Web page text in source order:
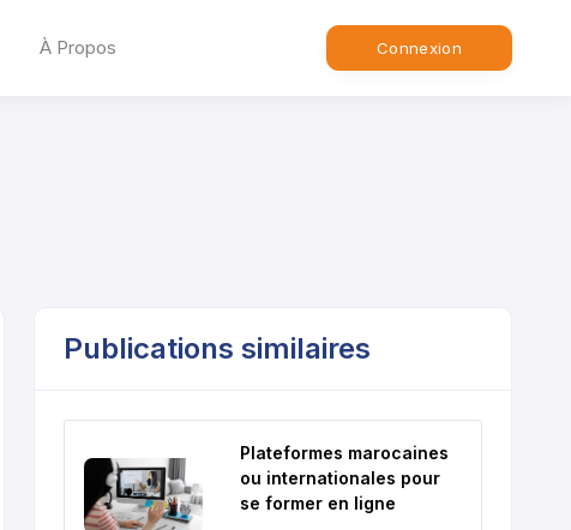
À Propos Connexion
Publications similaires
Plateformes marocaines
ou internationales pour
se former en ligne